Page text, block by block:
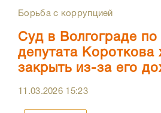
Борьба с коррупцией
Суд в Волгограде по
депутата Короткова
закрыть из-за его
11.03.2026 15:23